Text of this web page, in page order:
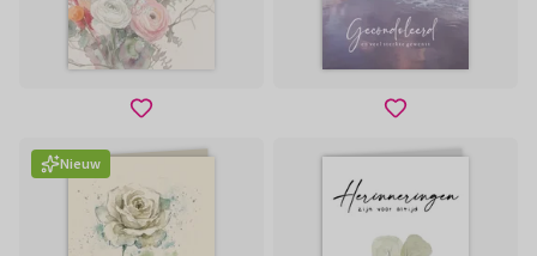
Nieuw